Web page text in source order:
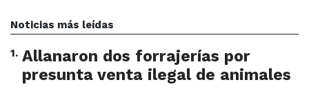
Noticias más leídas
1. Allanaron dos forrajerías por
presunta venta ilegal de animales